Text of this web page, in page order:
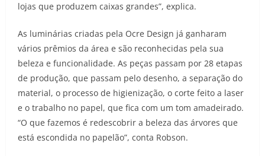
lojas que produzem caixas grandes”, explica.
As luminárias criadas pela Ocre Design já ganharam
vários prêmios da área e são reconhecidas pela sua
beleza e funcionalidade. As peças passam por 28 etapas
de produção, que passam pelo desenho, a separação do
material, o processo de higienização, o corte feito a laser
e o trabalho no papel, que fica com um tom amadeirado.
“O que fazemos é redescobrir a beleza das árvores que
está escondida no papelão”, conta Robson.